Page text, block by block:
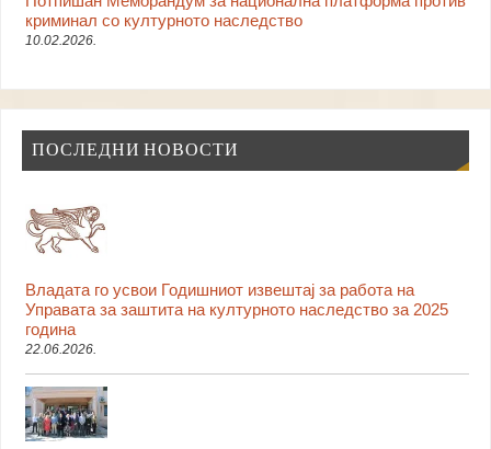
криминал со културното наследство
10.02.2026.
ПОСЛЕДНИ НОВОСТИ
Владата го усвои Годишниот извештај за работа на
Управата за заштита на културното наследство за 2025
година
22.06.2026.